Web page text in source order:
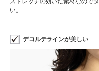
い。
デコルテラインが美しい